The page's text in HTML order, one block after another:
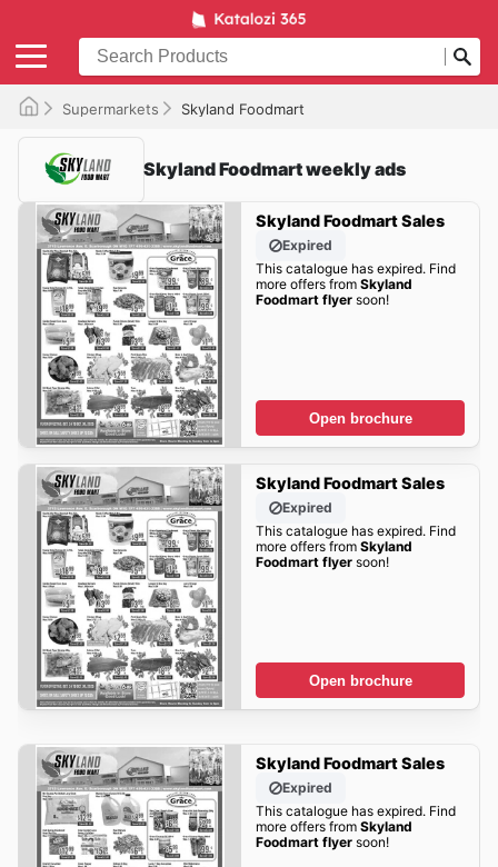
Supermarkets Skyland Foodmart
Skyland Foodmart weekly ads
Skyland Foodmart Sales
Expired
This catalogue has expired. Find
more offers from Skyland
Foodmart flyersoon!
Open brochure
Skyland Foodmart Sales
Expired
This catalogue has expired. Find
more offers from Skyland
Foodmart flyersoon!
Open brochure
Skyland Foodmart Sales
Expired
This catalogue has expired. Find
more offers from Skyland
Foodmart flyersoon!